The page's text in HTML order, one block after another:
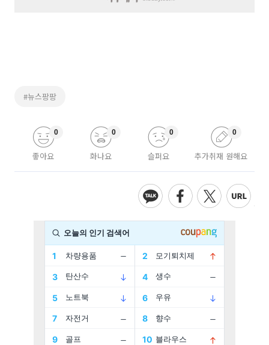
#뉴스팡팡
좋아요
0
화나요
0
슬퍼요
0
추가취재 원해요
0